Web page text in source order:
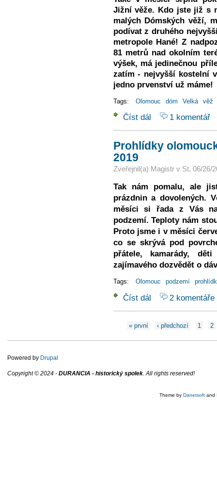
Jižní věže. Kdo jste již s
malých Dómských věží,
podívat z druhého
metropole Hané! Z
81 metrů nad okolním
výšek, má jedinečnou
zatím - nejvyšší kostelní
jedno prvenství už máme!
Tags: Olomouc dóm Velká věž
Číst dál Prohlídky Velké Jižní
1 komentář
Prohlídky
2019
Zveřejnil(a) Magistrv St, 06/26/
Tak nám pomalu, ale
prázdnin a dovolených.
měsíci si řada z Vás
podzemí. Teploty nám
Proto jsme i v měsíci
co se skrývá pod
přátele, kamarády,
zajímavého dozvědět o
Tags: Olomouc podzemí
Číst dál Prohlídky2 komentáře
Stránky
« první ‹ předchozí 1 2
Powered by Drupal
Copyright © 2024 - DURANCIA - historický spolek. All rights reserved!
Theme by Danetsoft and